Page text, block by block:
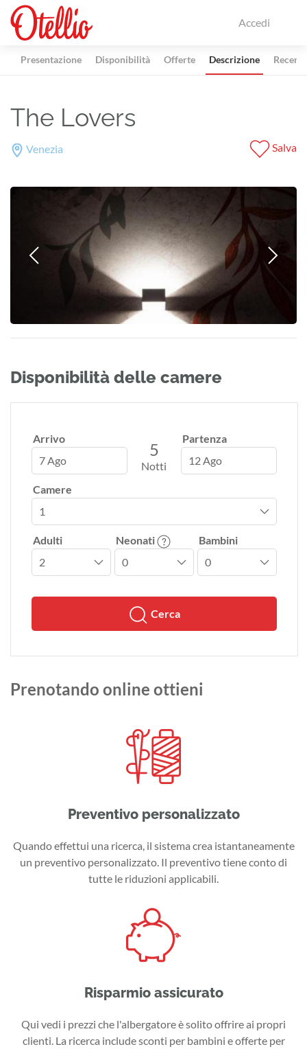
Accedi
Presentazione Disponibilità Offerte Descrizione
The Lovers
Venezia Salva
Disponibilità delle camere
Arrivo
7 Ago
5
Notti
Partenza
12 Ago
Camere
Adulti Neonati Bambini
Cerca
Prenotando online ottieni
Preventivo personalizzato
Quando effettui una ricerca, il sistema crea istantaneamente
un preventivo personalizzato. Il preventivo tiene conto di
tutte le riduzioni applicabili.
Risparmio assicurato
Qui vedi i prezzi che l'albergatore è solito offrire ai propri
clienti. La ricerca include sconti per bambini e offerte per